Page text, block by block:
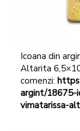
Icoana din
Altarita
comenzi:
argint/18675-
vimatarissa-